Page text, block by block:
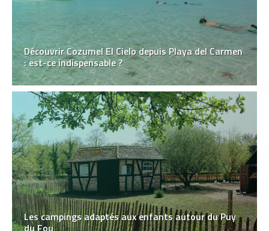
Découvrir Cozumel El Cielo depuis Playa del Carmen
: est-ce indispensable ?
Les campings adaptés aux enfants autour du Puy
du Fou